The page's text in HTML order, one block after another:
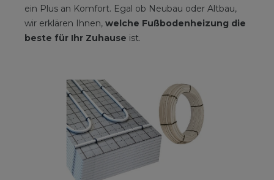
ein Plus an Komfort. Egal ob Neubau oder Altbau,
wir erklären Ihnen, welche Fußbodenheizung die
beste für Ihr Zuhause ist.